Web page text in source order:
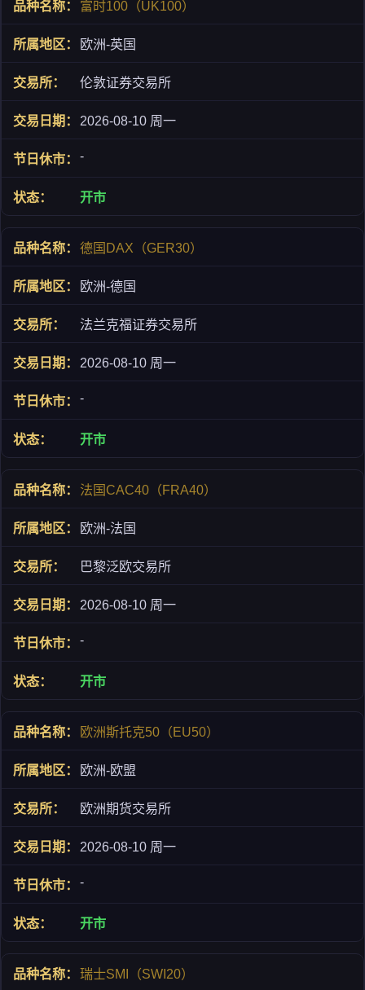
富时100（UK100）
欧洲-英国
伦敦证券交易所
2026-08-10 周一
-
开市
德国DAX（GER30）
欧洲-德国
法兰克福证券交易所
2026-08-10 周一
-
开市
法国CAC40（FRA40）
欧洲-法国
巴黎泛欧交易所
2026-08-10 周一
-
开市
欧洲斯托克50（EU50）
欧洲-欧盟
欧洲期货交易所
2026-08-10 周一
-
开市
瑞士SMI（SWI20）